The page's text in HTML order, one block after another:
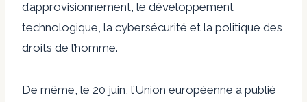
d’approvisionnement, le développement
technologique, la cybersécurité et la politique des
droits de l’homme.
De même, le 20 juin, l’Union européenne a publié